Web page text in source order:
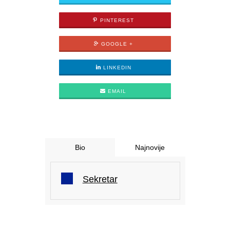
PINTEREST
GOOGLE +
LINKEDIN
EMAIL
Bio Najnovije
Sekretar